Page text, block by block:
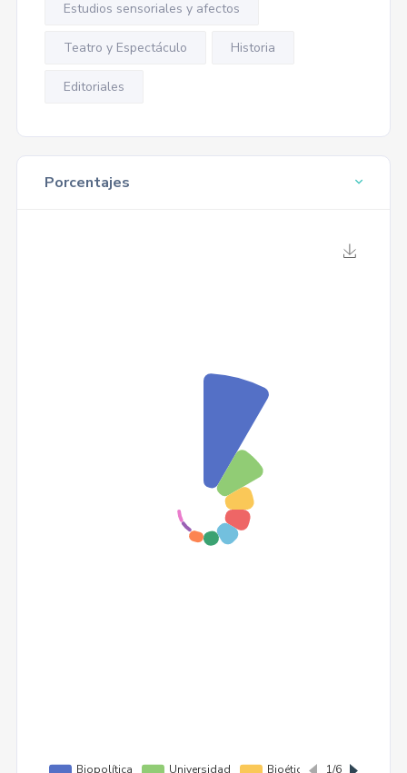
Estudios sensoriales y afectos
Teatro y Espectáculo Historia
Editoriales
Porcentajes